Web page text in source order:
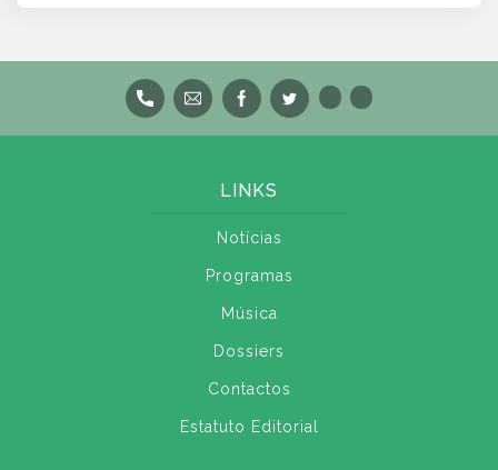
LINKS
Notícias
Programas
Música
Dossiers
Contactos
Estatuto Editorial